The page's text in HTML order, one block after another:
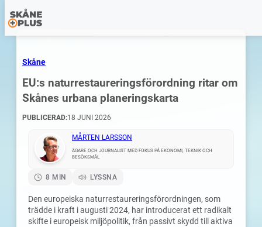
Skåne
EU:s naturrestaureringsförordning ritar om
Skånes urbana planeringskarta
PUBLICERAD:18 JUNI 2026
MÅRTEN LARSSON
ÄGARE OCH JOURNALIST MED FOKUS PÅ EKONOMI, TEKNIK OCH
BESÖKSMÅL
8 MIN LYSSNA
Den europeiska naturrestaureringsförordningen, som
trädde i kraft i augusti 2024, har introducerat ett radikalt
skifte i europeisk miljöpolitik, från passivt skydd till aktiva